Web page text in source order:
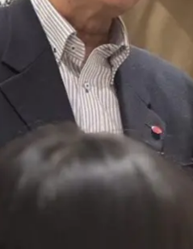
入局のご案内
医局紹介
特徴